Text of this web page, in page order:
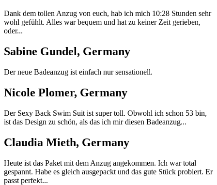
Dank dem tollen Anzug von euch, hab ich mich 10:28 Stunden sehr
wohl gefühlt. Alles war bequem und hat zu keiner Zeit gerieben,
oder...
Sabine Gundel, Germany
Der neue Badeanzug ist einfach nur sensationell.
Nicole Plomer, Germany
Der Sexy Back Swim Suit ist super toll. Obwohl ich schon 53 bin,
ist das Design zu schön, als das ich mir diesen Badeanzug...
Claudia Mieth, Germany
Heute ist das Paket mit dem Anzug angekommen. Ich war total
gespannt. Habe es gleich ausgepackt und das gute Stück probiert. Er
passt perfekt...